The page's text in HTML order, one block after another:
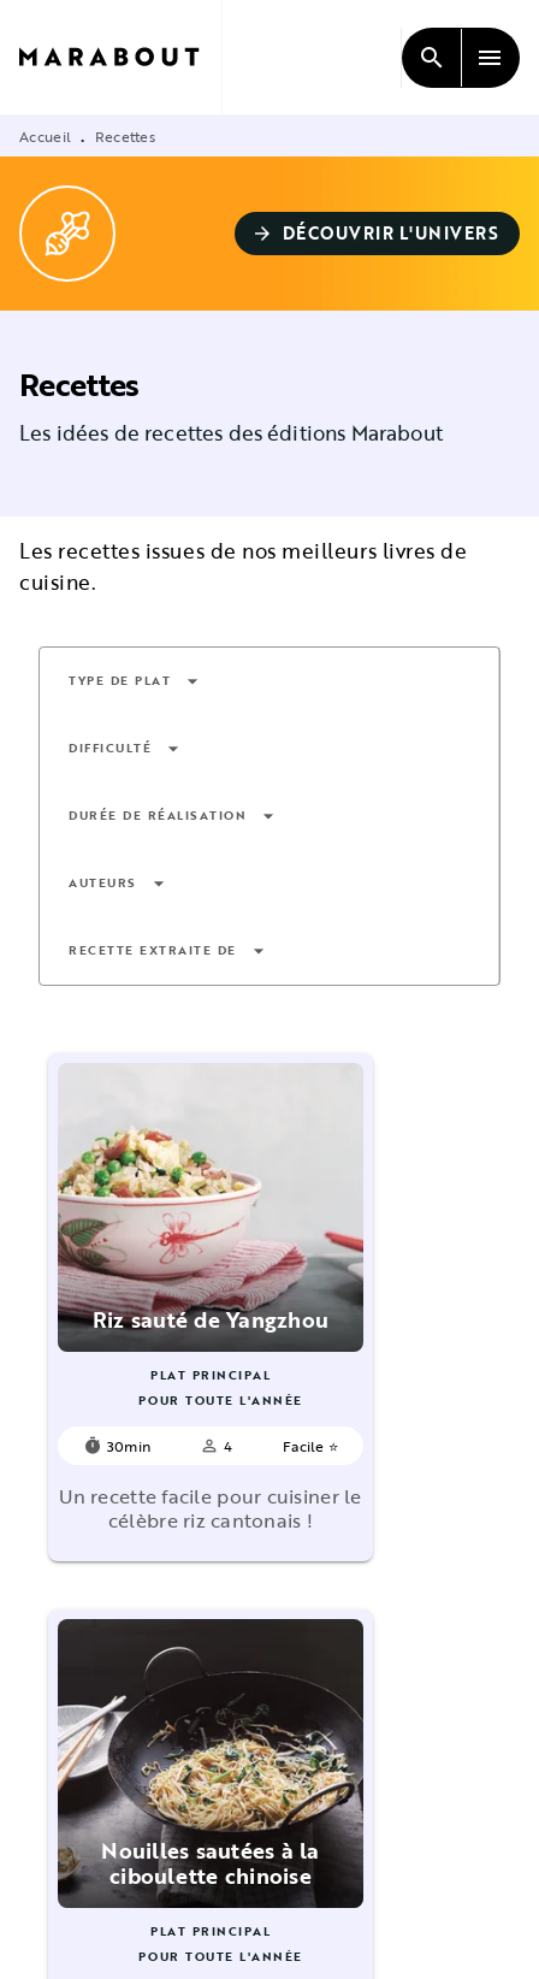
CONTENU
search menu
Accueil • Recettes
arrow_forward DÉCOUVRIR L'UNIVERS
Recettes
Les idées de recettes des éditions Marabout
Les recettes issues de nos meilleurs livres de
cuisine.
TYPE DE PLAT arrow_drop_down
DIFFICULTÉ arrow_drop_down
DURÉE DE RÉALISATION arrow_drop_down
AUTEURS arrow_drop_down
RECETTE EXTRAITE DE arrow_drop_down
Riz sauté de Yangzhou
PLAT PRINCIPAL
POUR TOUTE L'ANNÉE
timer 30min person_outline 4 Facile ⭐
Un recette facile pour cuisiner le
célèbre riz cantonais !
Nouilles sautées à la
ciboulette chinoise
PLAT PRINCIPAL
POUR TOUTE L'ANNÉE